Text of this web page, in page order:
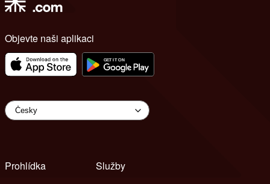
Objevte naši aplikaci
Prohlídka
Služby